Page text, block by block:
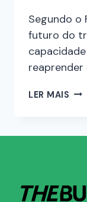
Segundo o
futuro do
LER MAIS